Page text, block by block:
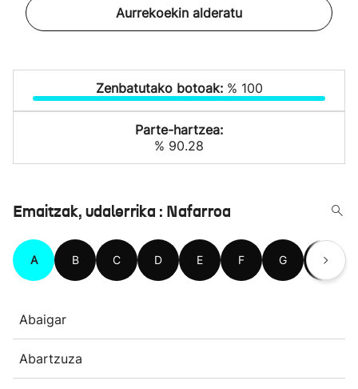
Aurrekoekin alderatu
Zenbatutako botoak: % 100
Parte-hartzea:
% 90.28
Emaitzak, udalerrika : Nafarroa
A B C D E F G H
Abaigar
Abartzuza